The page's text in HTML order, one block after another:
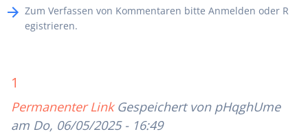
Zum Verfassen von Kommentaren bitte Anmelden oder R
egistrieren.
1
Permanenter Link Gespeichert von pHqghUme
am Do, 06/05/2025 - 16:49